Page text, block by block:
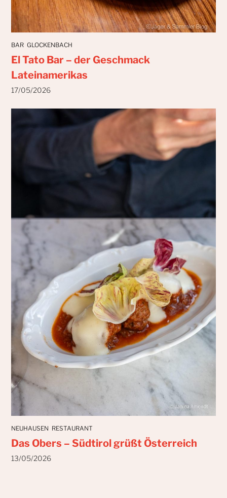
BAR GLOCKENBACH
El Tato Bar – der Geschmack
Lateinamerikas
17/05/2026
NEUHAUSEN RESTAURANT
Das Obers – Südtirol grüßt Österreich
13/05/2026